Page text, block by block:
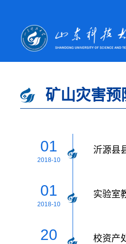
矿山灾害预
01
2018-10
沂源县
01
2018-10
实验室
20 校资产